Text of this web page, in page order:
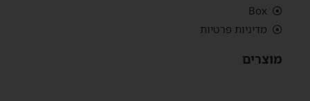
Box
מדיניות פרטיות
מוצרים